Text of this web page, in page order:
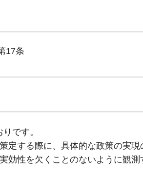
17条
です。
定する際に、具体的な政策の実
効性を欠くことのないように観